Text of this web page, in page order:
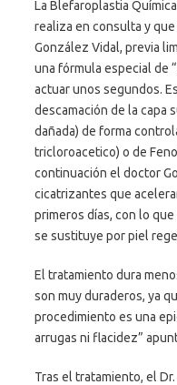
La Blefaroplastia
realiza en consulta y
González Vidal, previa
una fórmula especial de
actuar unos segundos.
descamación de la capa
dañada) de forma
tricloroacetico) o de
continuación el doctor
cicatrizantes que
primeros días, con lo
se sustituye por piel
El tratamiento dura
son muy duraderos, ya
procedimiento es una
arrugas ni flacidez”
Tras el tratamiento, el